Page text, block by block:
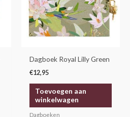
Dagboek Royal Lilly Green
€12,95
Toevoegen aan
winkelwagen
Dagboeken